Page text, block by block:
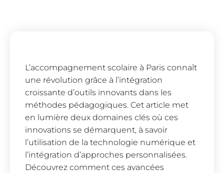
L’accompagnement scolaire à Paris connaît
une révolution grâce à l’intégration
croissante d’outils innovants dans les
méthodes pédagogiques. Cet article met
en lumière deux domaines clés où ces
innovations se démarquent, à savoir
l’utilisation de la technologie numérique et
l’intégration d’approches personnalisées.
Découvrez comment ces avancées